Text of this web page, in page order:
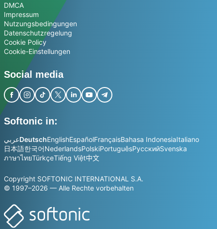
DMCA
Impressum
Nutzungsbedingungen
Datenschutzregelung
Cookie Policy
Cookie-Einstellungen
Social media
Softonic in:
عربيDeutschEnglishEspañolFrançaisBahasa IndonesiaItaliano
日本語한국어NederlandsPolskiPortuguêsРусскийSvenska
ภาษาไทยTürkçeTiếng Việt中文
Copyright SOFTONIC INTERNATIONAL S.A.
© 1997–2026 — Alle Rechte vorbehalten